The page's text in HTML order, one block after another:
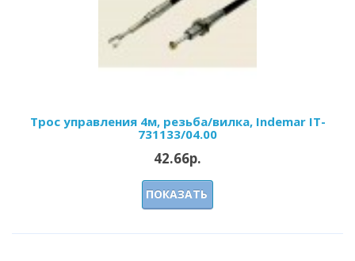
Трос управления 4м, резьба/вилка, Indemar IT-
731133/04.00
42.66р.
ПОКАЗАТЬ